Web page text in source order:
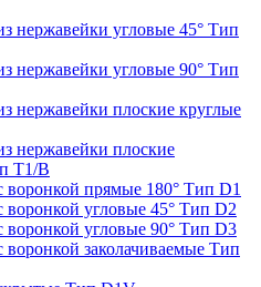
нержавейки угловые 45° Тип
нержавейки угловые 90° Тип
нержавейки плоские круглые
нержавейки плоские
T1/B
воронкой прямые 180° Тип D1
воронкой угловые 45° Тип D2
воронкой угловые 90° Тип D3
воронкой заколачиваемые Тип